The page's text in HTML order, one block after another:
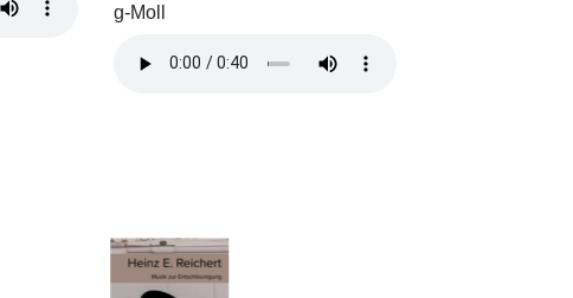
g-Moll